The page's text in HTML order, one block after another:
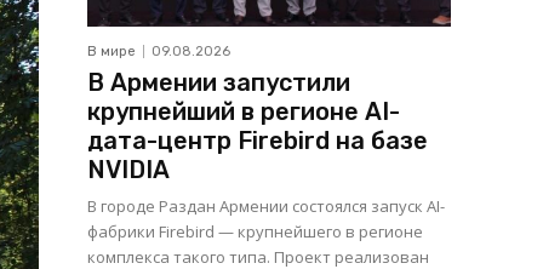
В мире 09.08.2026
В Армении запустили
крупнейший в регионе AI-
дата-центр Firebird на базе
NVIDIA
В городе Раздан Армении состоялся запуск AI-
фабрики Firebird — крупнейшего в регионе
комплекса такого типа. Проект реализован